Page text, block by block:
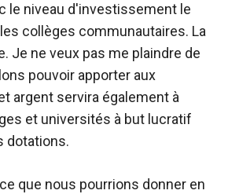
le niveau d'investissement le
collèges communautaires. La
Je ne veux pas me plaindre de
pouvoir apporter aux
argent servira également à
et universités à but lucratif
dotations.
que nous pourrions donner en